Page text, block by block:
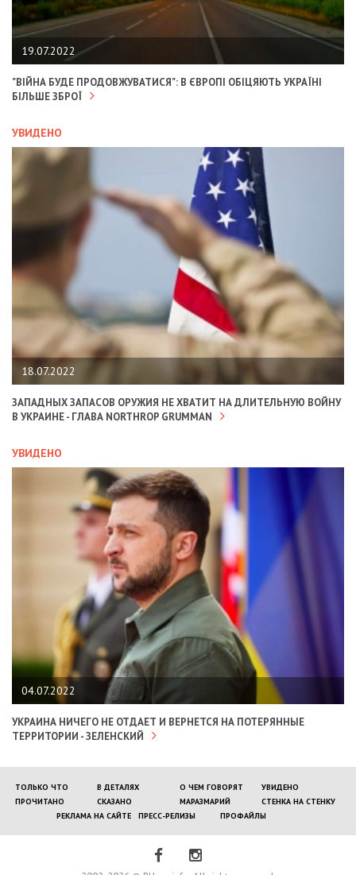
19.07.2022
"ВІЙНА БУДЕ ПРОДОВЖУВАТИСЯ": В ЄВРОПІ ОБІЦЯЮТЬ УКРАЇНІ
БІЛЬШЕ ЗБРОЇ
УВИДЕНО
18.07.2022
ЗАПАДНЫХ ЗАПАСОВ ОРУЖИЯ НЕ ХВАТИТ НА ДЛИТЕЛЬНУЮ ВОЙНУ
В УКРАИНЕ - ГЛАВА NORTHROP GRUMMAN
УВИДЕНО
04.07.2022
УКРАИНА НИЧЕГО НЕ ОТДАЕТ И ВЕРНЕТСЯ НА ПОТЕРЯННЫЕ
ТЕРРИТОРИИ - ЗЕЛЕНСКИЙ
ТОЛЬКО ЧТО В ДЕТАЛЯХ О ЧЕМ ГОВОРЯТ
УВИДЕНО
ПРОЧИТАНО
СКАЗАНО МАРАЗМАРИЙ
СТЕНКА НА СТЕНКУ
РЕКЛАМА НА САЙТЕ
ПРЕСС-РЕЛИЗЫ ПРОФАЙЛЫ